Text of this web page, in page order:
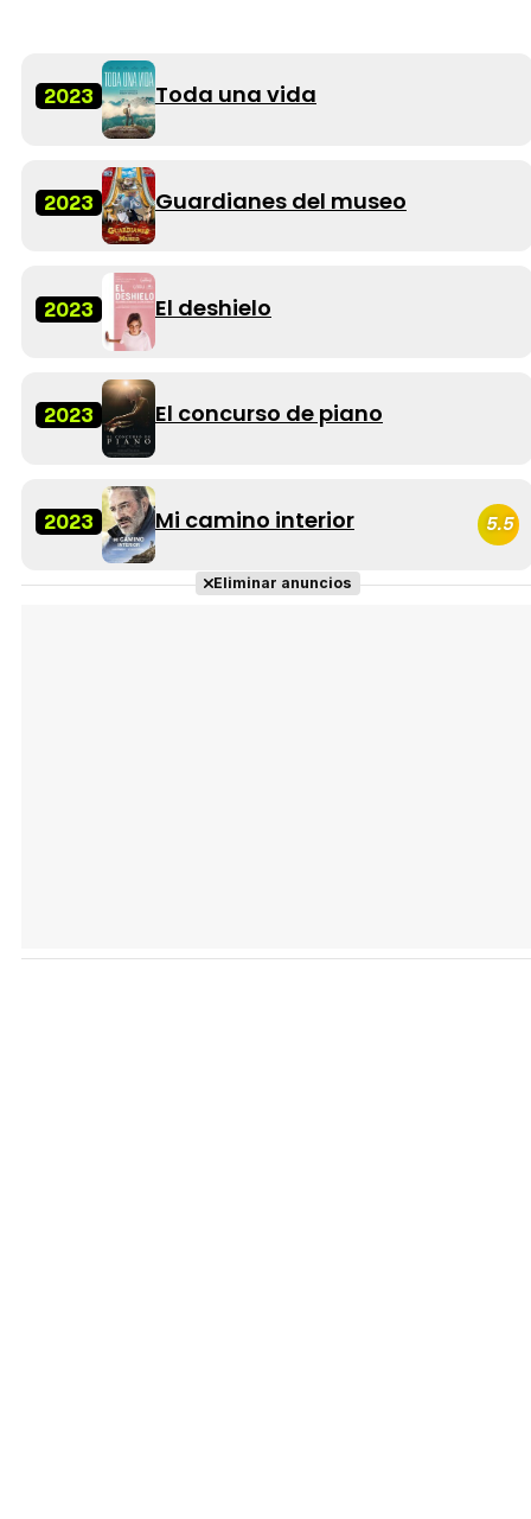
2023 Toda una vida
2023 Guardianes del museo
2023 El deshielo
2023 El concurso de piano
2023 Mi camino interior 5.5
Eliminar anuncios